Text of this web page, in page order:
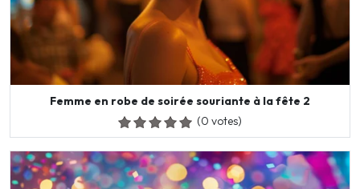
Femme en robe de soirée souriante à la fête 2
(0 votes)